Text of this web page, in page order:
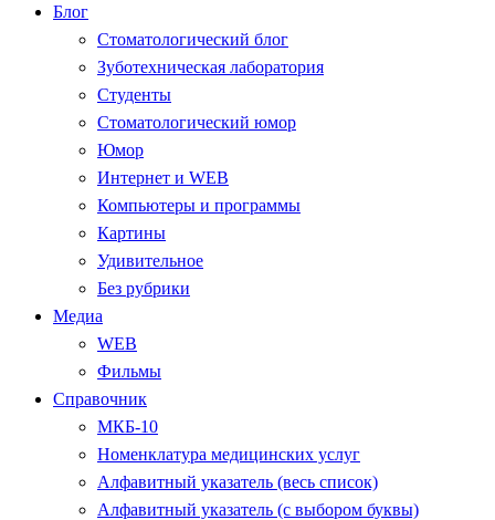
Блог
Стоматологический блог
Зуботехническая лаборатория
Студенты
Стоматологический юмор
Юмор
Интернет и WEB
Компьютеры и программы
Картины
Удивительное
Без рубрики
Медиа
WEB
Фильмы
Справочник
МКБ-10
Номенклатура медицинских услуг
Алфавитный указатель (весь список)
Алфавитный указатель (с выбором буквы)